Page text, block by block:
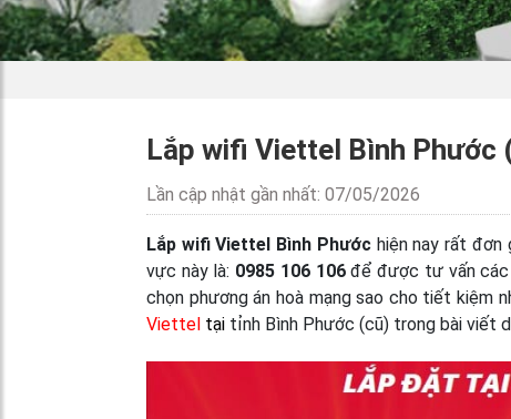
Lắp wifi Viettel Bình Phước
Lần cập nhật gần nhất: 07/05/2026
Lắp wifi Viettel Bình Phướchiện nay rất đơn
vực này là: 0985 106 106để được tư vấn các
chọn phương án hoà mạng sao cho tiết kiệm
Viettel tại tỉnh Bình Phước (cũ) trong bài viết